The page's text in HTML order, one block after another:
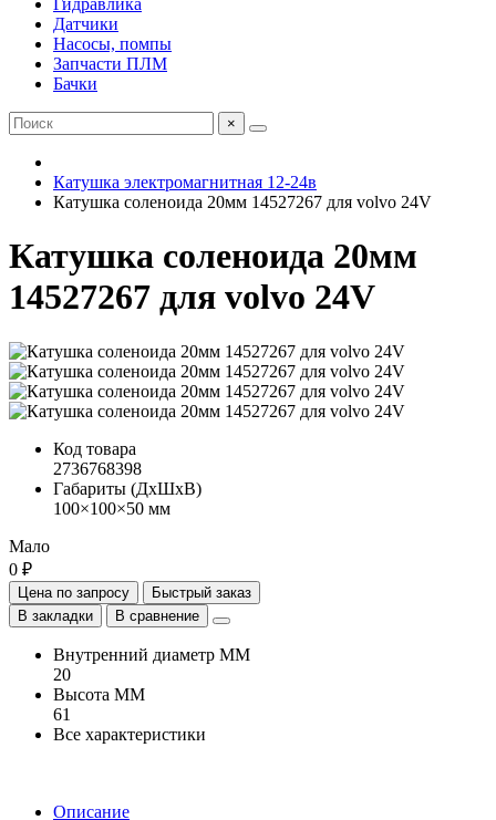
Гидравлика
Датчики
Насосы, помпы
Запчасти ПЛМ
Бачки
×
Катушка электромагнитная 12-24в
Катушка соленоида 20мм 14527267 для volvo 24V
Катушка соленоида 20мм
14527267 для volvo 24V
Код товара
2736768398
Габариты (ДхШхВ)
100×100×50 мм
Мало
0 ₽
Цена по запросу
Быстрый заказ
В закладки
В сравнение
Внутренний диаметр ММ
20
Высота ММ
61
Все характеристики
Описание